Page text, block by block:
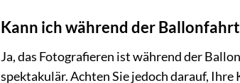
Kann ich während der
Ja, das Fotografieren ist während der
spektakulär. Achten Sie jedoch darauf,